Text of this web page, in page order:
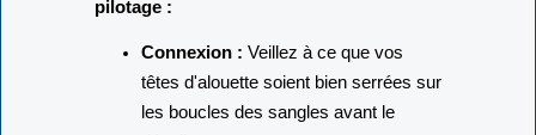
Mes conseils de pro pour un meilleur
pilotage :
Connexion :Veillez à ce que vos
têtes d'alouette soient bien serrées sur